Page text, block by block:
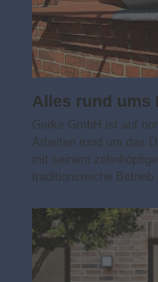
Alles rund ums
Gerke GmbH ist auf
Arbeiten rund um das
mit seinem
traditionsreiche